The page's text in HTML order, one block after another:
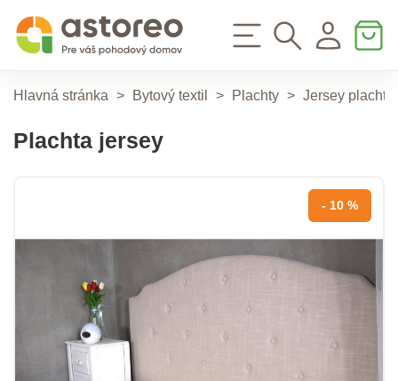
Hlavná stránka > Bytový textil > Plachty > Jersey plachty
Plachta jersey
- 10 %